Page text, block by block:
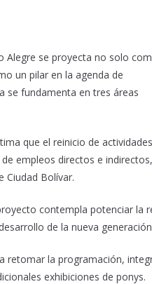
Alegre se proyecta no solo
un pilar en la agenda de
se fundamenta en tres áreas
que el reinicio de actividades
empleos directos e indirectos,
Ciudad Bolívar.
contempla potenciar la
de la nueva
retomar la programación,
exhibiciones de ponys.